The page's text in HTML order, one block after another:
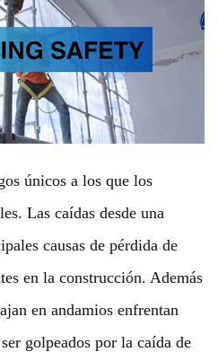
únicos a los que los
Las caídas desde una
causas de pérdida de
en la construcción. Además
en andamios enfrentan
golpeados por la caída de